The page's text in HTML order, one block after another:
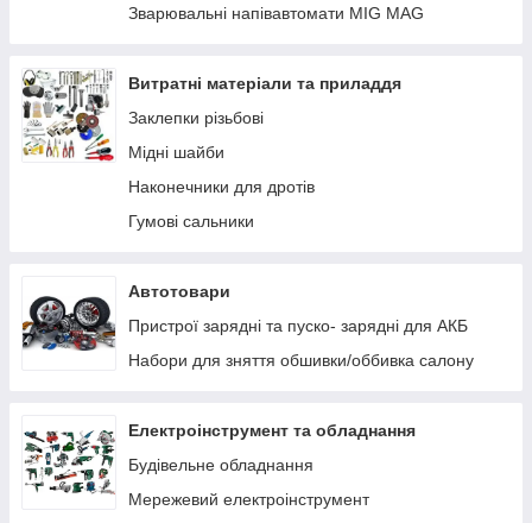
Паливні шланги
Ручні насоси
Зварювальні напівавтомати MIG MAG
Витратні матеріали та приладдя
Заклепки різьбові
Мідні шайби
Наконечники для дротів
Гумові сальники
Автотовари
Пристрої зарядні та пуско- зарядні для АКБ
Набори для зняття обшивки/оббивка салону
Електроінструмент та обладнання
Будівельне обладнання
Мережевий електроінструмент